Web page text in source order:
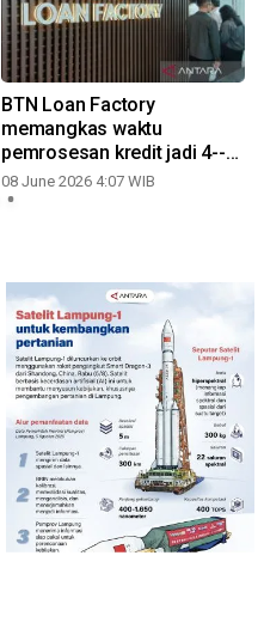
BTN Loan Factory
memangkas waktu
pemrosesan kredit jadi 4--7
hari
08 June 2026 4:07 WIB